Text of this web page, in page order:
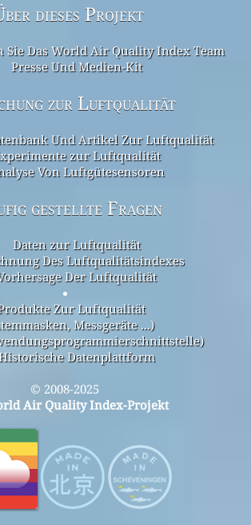
dieses Projekt
Sie Das World Air Quality Index Team
Presse Und Medien-Kit
zur Luftqualität
Und Artikel Zur Luftqualität
zur Luftqualität
Von Luftgütesensoren
gestellte Fragen
Daten zur Luftqualität
Des Luftqualitätsindexes
Der Luftqualität
Zur Luftqualität
Messgeräte ...)
Datenplattform
© 2008-2025
Air Quality Index-Projekt